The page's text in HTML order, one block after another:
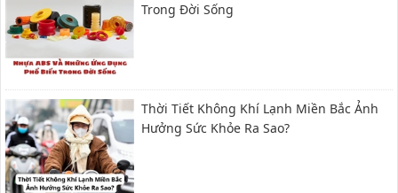
Trong Đời Sống
Thời Tiết Không Khí Lạnh Miền Bắc Ảnh
Hưởng Sức Khỏe Ra Sao?